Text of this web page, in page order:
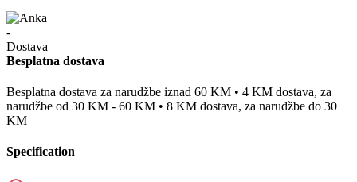
Besplatna dostava
Besplatna dostava za narudžbe iznad 60 KM • 4 KM dostava, za
narudžbe od 30 KM - 60 KM • 8 KM dostava, za narudžbe do 30
KM
Specification